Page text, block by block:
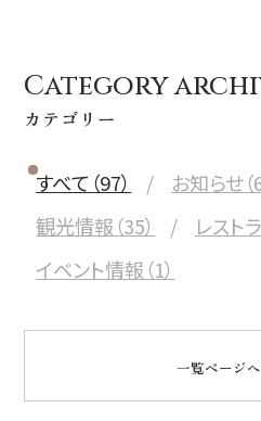
Category
カテゴリー
すべて（97）
お知らせ（
観光情報（35）
レスト
イベント情報（1）
一覧ページへ